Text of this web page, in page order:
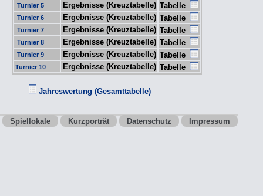
Turnier 5 Ergebnisse (Kreuztabelle) Tabelle
Turnier 6 Ergebnisse (Kreuztabelle) Tabelle
Turnier 7 Ergebnisse (Kreuztabelle) Tabelle
Turnier 8 Ergebnisse (Kreuztabelle) Tabelle
Turnier 9 Ergebnisse (Kreuztabelle) Tabelle
Turnier 10 Ergebnisse (Kreuztabelle) Tabelle
Jahreswertung (Gesamttabelle)
Spiellokale Kurzporträt Datenschutz Impressum